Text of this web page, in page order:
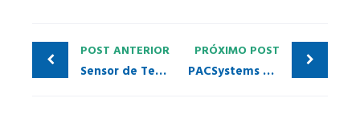
POST ANTERIOR
Sensor de Temperatura Infravermelho com tecnologia IO-Link Balluff
PRÓXIMO POST
PACSystems RSTi-EP CPE100 GE Automation